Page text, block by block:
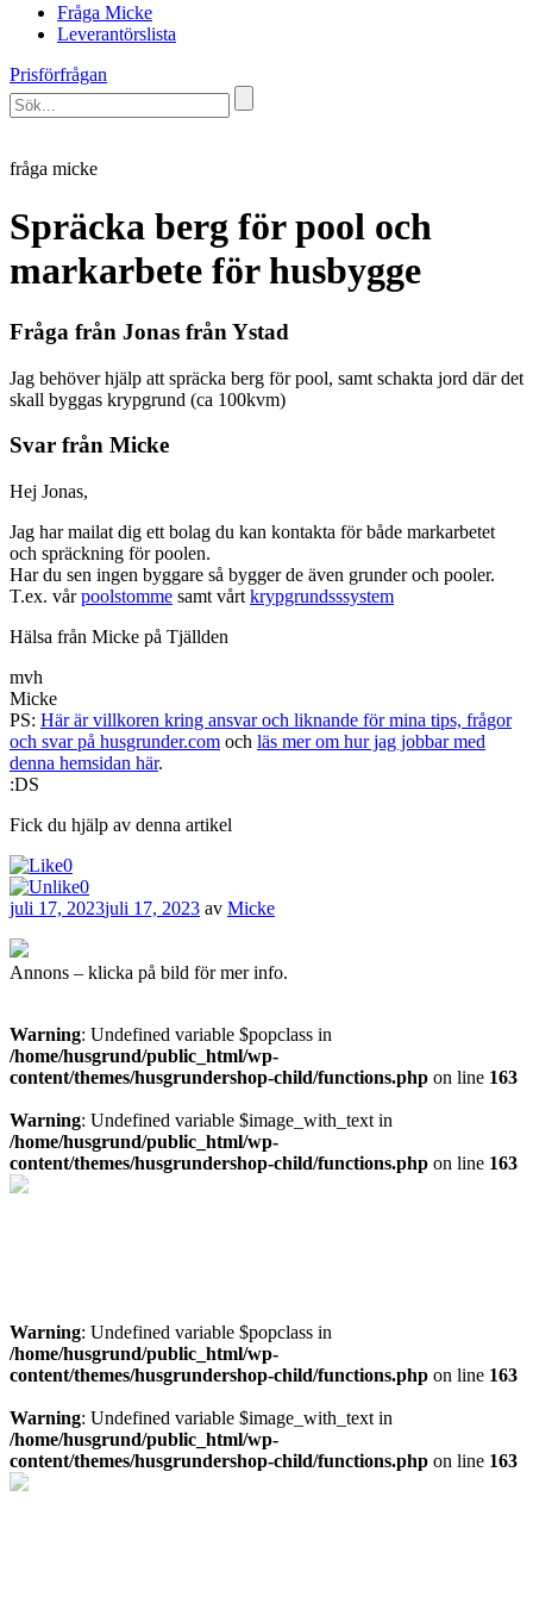
Fråga Micke
Leverantörslista
Prisförfrågan
fråga micke
Spräcka berg för pool och
markarbete för husbygge
Fråga från Jonas från Ystad
Jag behöver hjälp att spräcka berg för pool, samt schakta jord där det
skall byggas krypgrund (ca 100kvm)
Svar från Micke
Hej Jonas,
Jag har mailat dig ett bolag du kan kontakta för både markarbetet
och spräckning för poolen.
Har du sen ingen byggare så bygger de även grunder och pooler.
T.ex. vårpoolstomme samt vårt krypgrundsssystem
Hälsa från Micke på Tjällden
mvh
Micke
PS: Här är villkoren kring ansvar och liknande för mina tips, frågor
och svar på husgrunder.com och läs mer om hur jag jobbar med
denna hemsidan här.
:DS
Fick du hjälp av denna artikel
0
0
Publicerat
juli 17, 2023juli 17, 2023 av Micke
Annons – klicka på bild för mer info.
Warning: Undefined variable $popclass in
/home/husgrund/public_html/wp-
content/themes/husgrundershop-child/functions.php on line 163
Warning: Undefined variable $image_with_text in
/home/husgrund/public_html/wp-
content/themes/husgrundershop-child/functions.php on line 163
Warning: Undefined variable $popclass in
/home/husgrund/public_html/wp-
content/themes/husgrundershop-child/functions.php on line 163
Warning: Undefined variable $image_with_text in
/home/husgrund/public_html/wp-
content/themes/husgrundershop-child/functions.php on line 163